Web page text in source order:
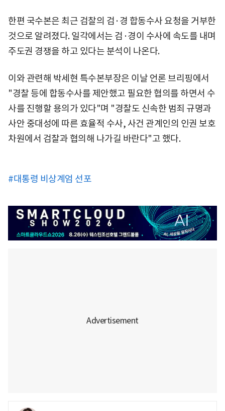
한편 국수본은 최근 검찰의 검·경 합동수사 요청을 거부한
것으로 알려졌다. 일각에서는 검·경이 수사에 속도를 내며
주도권 경쟁을 하고 있다는 분석이 나온다.
이와 관련해 박세현 특수본부장은 이날 언론 브리핑에서
"경찰 등에 합동수사를 제안했고 필요한 협의를 하면서 수
사를 진행할 용의가 있다"며 "경찰도 신속한 범죄 규명과
사안 중대성에 따른 효율적 수사, 사건 관계인의 인권 보호
차원에서 검찰과 협의해 나가길 바란다"고 했다.
#대통령 비상계엄 선포